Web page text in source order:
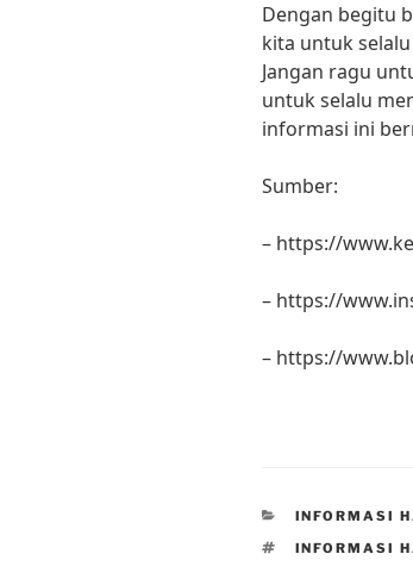
Dengan begitu
kita untuk
Jangan ragu
untuk selalu
informasi ini
Sumber:
– https://
– https://
– https://
CATEGORIES
INFORMASI
TAGS
INFORMASI